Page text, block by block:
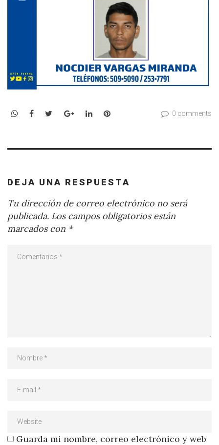
WhatsApp
Facebook
TwitterGoogle+LinkedInPinterest 0 comments
DEJA UNA RESPUESTA
Tu dirección de correo electrónico no será
publicada. Los campos obligatorios están
marcados con *
Guarda mi nombre, correo electrónico y web